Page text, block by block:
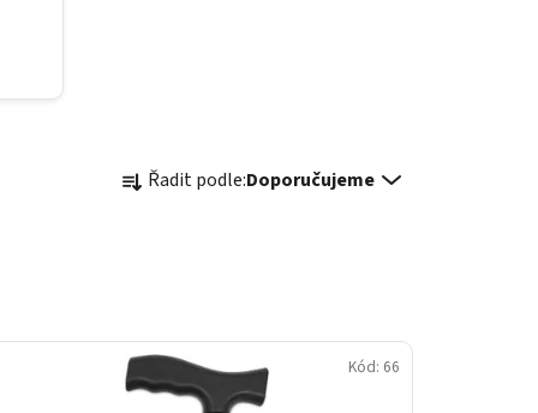
a
p
r
Řadit podle:Doporučujeme
Kód: 66